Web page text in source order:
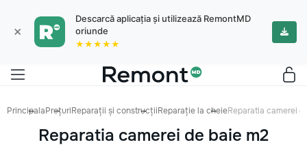
×
Descarcă aplicația și utilizează RemontMD
oriunde
★★★★★
PrincipalaPrețuriReparații și construcțiiReparație la cheieReparatia camerei
Reparatia camerei de baie m2